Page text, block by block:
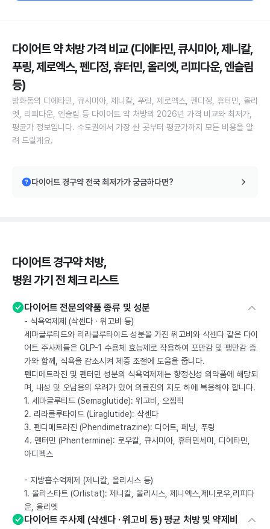
다이어트 약 처방 가격 비교 (디에타민, 큐시미아, 제니칼,
푸링, 제로엑스, 펜디정, 휴터민, 올리엣, 리피다운, 엔슬림
등)
방화동의 디에타민, 큐시미아, 제니칼, 푸링, 제로엑스, 펜디정, 휴터민, 올리
엣, 리피다운, 엔슬림 등 다이어트 약 처방의 2026년 가격 비교와 최저가,
평균가 정보입니다. 수도권에서 가장 싼 곳부터 평균가까지 모든 비용을 알
려 드릴게요.
다이어트 경구약 전국 최저가가 궁금하다면?
다이어트 경구약 처방,
병원 가기 전 체크 리스트
다이어트 전문의약품 종류 및 성분
- 식욕억제제 (삭센다 · 위고비 등)
세마글루티드와 리라클루타이드 성분을 가진 위고비와 삭센다 같은 다이
어트 주사제들은 GLP-1 수용체 효능제로 작용하여 포만감 및 팽만감 증
가와 함께, 식욕을 감소시켜 체중 조절에 도움을 줍니다.
펜디메트라진 및 펜터민 성분의 식욕억제제는 향정신성 의약품에 해당되
며, 내성 및 오남용의 우려가 있어 의료진의 지도 하에 복용해야 합니다.
1. 세마글루티드 (Semaglutide): 위고비, 오젬픽
2. 리라클루타이드 (Liraglutide): 삭센다
3. 펜디메트라진 (Phendimetrazine): 디어트, 페닝, 푸링
4. 펜터민 (Phentermine): 로우칼, 큐시미아, 휴터민세미, 디에타민,
아디펙스
- 지방흡수억제제 (제니칼, 올리시스 등)
1. 올리스타트 (Orlistat): 제니칼, 올리시스, 제니엑스,제니로우,리피다
운, 올리엣
다이어트 주사제 (삭센다 · 위고비 등) 평균 처방 및 약제비